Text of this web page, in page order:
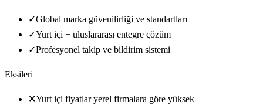
✓Global marka güvenilirliği ve standartları
✓Yurt içi + uluslararası entegre çözüm
✓Profesyonel takip ve bildirim sistemi
Eksileri
✕Yurt içi fiyatlar yerel firmalara göre yüksek